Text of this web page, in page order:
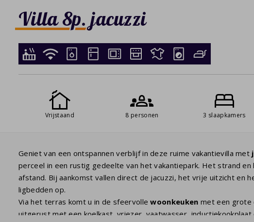
Villa 8p. jacuzzi
Vrijstaand 8 personen 3 slaapkamers
Geniet van een ontspannen verblijf in deze ruime vakantievilla met
perceel in een rustig gedeelte van het vakantiepark. Het strand
afstand. Bij aankomst vallen direct de jacuzzi, het vrije uitzicht en
ligbedden op.
Via het terras komt u in de sfeervollewoonkeuken met een grote
uitgerust met een koelkast, vriezer, vaatwasser, inductiekookplaat